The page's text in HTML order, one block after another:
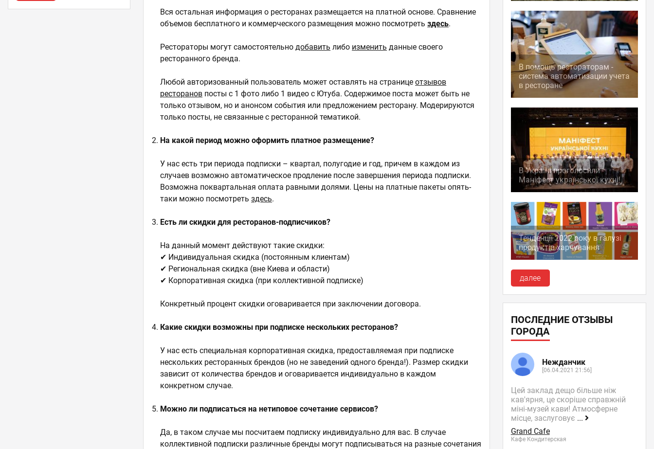
Вся остальная информация о ресторанах размещается на платной основе. Сравнение
объемов бесплатного и коммерческого размещения можно посмотретьздесь.
Рестораторы могут самостоятельнодобавить либо изменить данные своего
ресторанного бренда.
Любой авторизованный пользователь может оставлять на страницеотзывов
ресторанов посты с 1 фото либо 1 видео с Ютуба. Содержимое поста может быть не
только отзывом, но и анонсом события или предложением ресторану. Модерируются
только посты, не связанные с ресторанной тематикой.
На какой период можно оформить платное размещение?
У нас есть три периода подписки – квартал, полугодие и год, причем в каждом из
случаев возможно автоматическое продление после завершения периода подписки.
Возможна поквартальная оплата равными долями. Цены на платные пакеты опять-
таки можно посмотретьздесь.
Есть ли скидки для ресторанов-подписчиков?
На данный момент действуют такие скидки:
✔ Индивидуальная скидка (постоянным клиентам)
✔ Региональная скидка (вне Киева и области)
✔ Корпоративная скидка (при коллективной подписке)
Конкретный процент скидки оговаривается при заключении договора.
Какие скидки возможны при подписке нескольких ресторанов?
У нас есть специальная корпоративная скидка, предоставляемая при подписке
нескольких ресторанных брендов (но не заведений одного бренда!). Размер скидки
зависит от количества брендов и оговаривается индивидуально в каждом
конкретном случае.
Можно ли подписаться на нетиповое сочетание сервисов?
Да, в таком случае мы посчитаем подписку индивидуально для вас. В случае
коллективной подписки различные бренды могут подписываться на разные сочетания
В помощь рестораторам -
система автоматизации учета
в ресторане
В Україні проголосили
Маніфест української кухні!
Тенденції 2022 року в галузі
продуктів харчування
далее
ПОСЛЕДНИЕ ОТЗЫВЫ
ГОРОДА
Нежданчик
[06.04.2021 21:56]
Цей заклад дещо більше ніж
кав'ярня, це скоріше справжній
міні-музей кави! Атмосферне
місце, заслуговує ...
Grand Cafe
Кафе Кондитерская